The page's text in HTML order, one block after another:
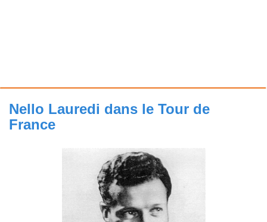
Nello Lauredi dans le Tour de
France